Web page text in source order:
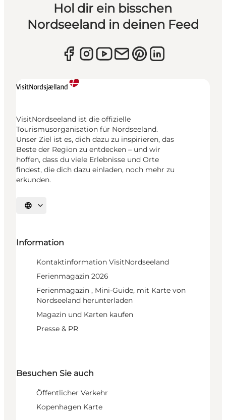
Hol dir ein bisschen
Nordseeland in deinen Feed
VisitNordseeland ist die offizielle
Tourismusorganisation für Nordseeland.
Unser Ziel ist es, dich dazu zu inspirieren, das
Beste der Region zu entdecken – und wir
hoffen, dass du viele Erlebnisse und Orte
findest, die dich dazu einladen, noch mehr zu
erkunden.
Sprache auswählen
Information
Kontaktinformation VisitNordseeland
Ferienmagazin 2026
Ferienmagazin , Mini-Guide, mit Karte von
Nordseeland herunterladen
Magazin und Karten kaufen
Presse & PR
Besuchen Sie auch
Öffentlicher Verkehr
Kopenhagen Karte